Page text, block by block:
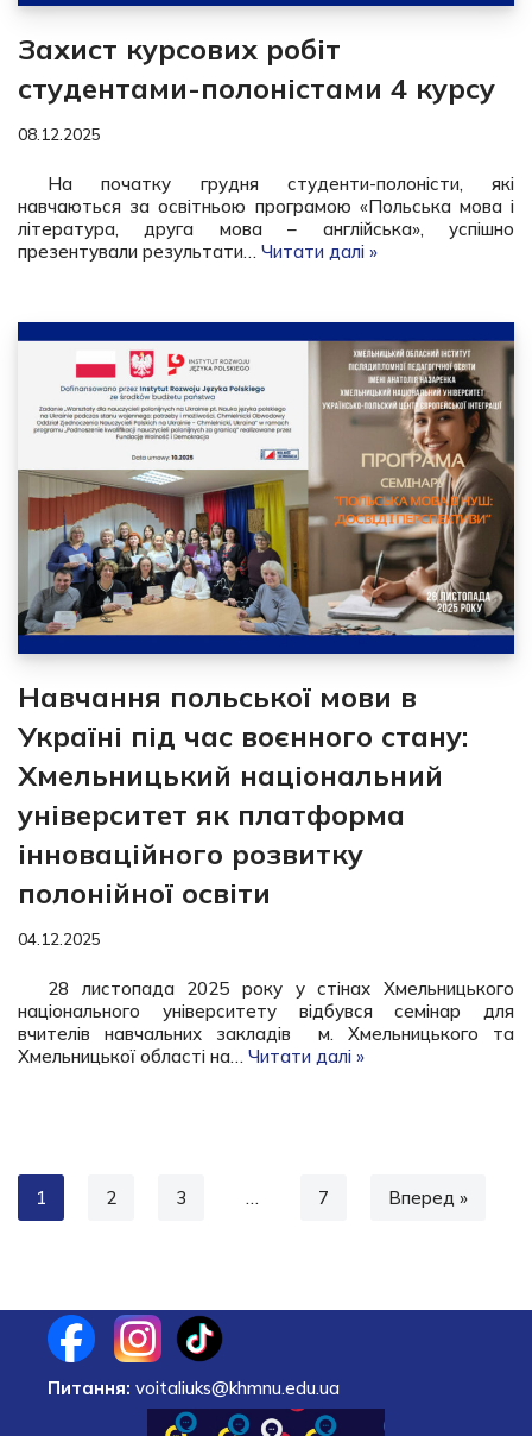
Захист курсових робіт
студентами-полоністами 4 курсу
08.12.2025
На початку грудня студенти-полоністи, які
навчаються за освітньою програмою «Польська мова і
література, друга мова – англійська», успішно
презентували результати… Читати далі »
Навчання польської мови в
Україні під час воєнного стану:
Хмельницький національний
університет як платформа
інноваційного розвитку
полонійної освіти
04.12.2025
28 листопада 2025 року у стінах Хмельницького
національного університету відбувся семінар для
вчителів навчальних закладів м. Хмельницького та
Хмельницької області на… Читати далі »
1 2 3 … 7 Вперед »
Питання: voitaliuks@khmnu.edu.ua